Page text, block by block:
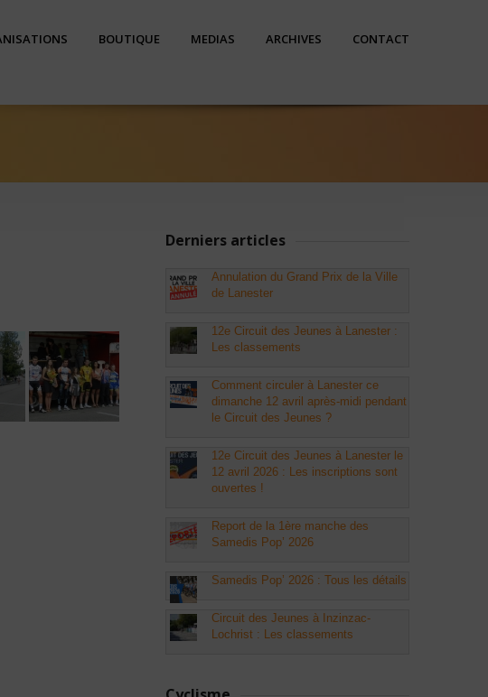
BOUTIQUE MEDIAS ARCHIVES CONTACT
Derniers articles
Annulation du Grand Prix de la Ville
de Lanester
12e Circuit des Jeunes à Lanester :
Les classements
Comment circuler à Lanester ce
dimanche 12 avril après-midi pendant
le Circuit des Jeunes ?
12e Circuit des Jeunes à Lanester le
12 avril 2026 : Les inscriptions sont
ouvertes !
Report de la 1ère manche des
Samedis Pop’ 2026
Samedis Pop’ 2026 : Tous les détails
Circuit des Jeunes à Inzinzac-
Lochrist : Les classements